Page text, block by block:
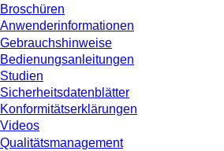
Broschüren
Anwenderinformationen
Gebrauchshinweise
Bedienungsanleitungen
Studien
Sicherheitsdatenblätter
Konformitätserklärungen
Videos
Qualitätsmanagement